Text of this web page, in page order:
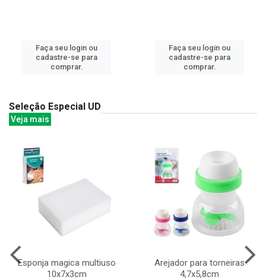
Faça seu login ou
cadastre-se para
comprar.
Faça seu login ou
cadastre-se para
comprar.
Seleção Especial UD
Veja mais
Esponja magica multiuso
10x7x3cm
Arejador para torneiras
4,7x5,8cm